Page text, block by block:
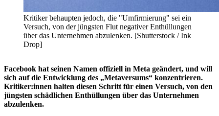
Kritiker behaupten jedoch, die "Umfirmierung" sei ein
Versuch, von der jüngsten Flut negativer Enthüllungen
über das Unternehmen abzulenken. [Shutterstock / Ink
Drop]
Facebook hat seinen Namen offiziell in Meta geändert, und will
sich auf die Entwicklung des „Metaversums“ konzentrieren.
Kritiker:innen halten diesen Schritt für einen Versuch, von den
jüngsten schädlichen Enthüllungen über das Unternehmen
abzulenken.